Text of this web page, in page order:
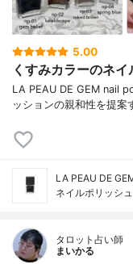
5.00
くすみカラーのネ
LA PEAU DE GEM nail
ッションの親和性を提
LA PEAU DE
ネイルポリッシュ
タロット占い師
まいかる